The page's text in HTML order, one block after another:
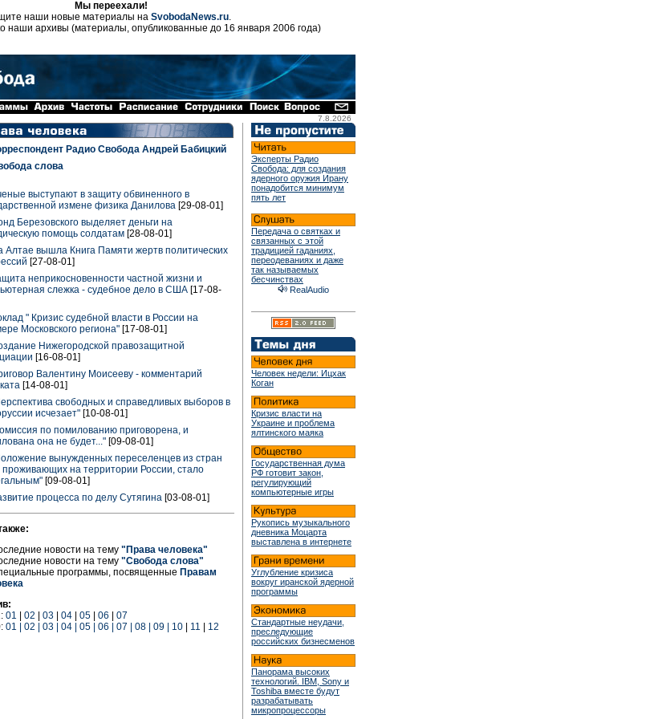
Мы переехали!
наши новые материалы на SvobodaNews.ru.
наши архивы (материалы, опубликованные до 16 января 2006 года)
7.8.2026
Радио Свобода Андрей Бабицкий
слова
выступают в защиту обвиненного в
измене физика Данилова [29-08-01]
Березовского выделяет деньги на
помощь солдатам [28-08-01]
Алтае вышла Книга Памяти жертв политических
[27-08-01]
неприкосновенности частной жизни и
слежка - судебное дело в США [17-08-
" Кризис судебной власти в России на
Московского региона" [17-08-01]
Нижегородской правозащитной
[16-08-01]
Валентину Моисееву - комментарий
[14-08-01]
свободных и справедливых выборов в
исчезает" [10-08-01]
по помилованию приговорена, и
она не будет..." [09-08-01]
вынужденных переселенцев из стран
на территории России, стало
[09-08-01]
процесса по делу Сутягина [03-08-01]
новости на тему "Права человека"
новости на тему "Свобода слова"
программы, посвященные Правам
01 02 03 04 05 06
07
01 | 02 | 03 | 04 | 05 | 06 | 07 | 08 | 09 | 10 11 12
Эксперты Радио
Свобода: для создания
ядерного оружия Ирану
понадобится минимум
пять лет
Передача о святках и
связанных с этой
традицией гаданиях,
переодеваниях и даже
так называемых
бесчинствах
RealAudio
Человек недели: Ицхак
Коган
Кризис власти на
Украине и проблема
ялтинского маяка
Государственная дума
РФ готовит закон,
регулирующий
компьютерные игры
Рукопись музыкального
дневника Моцарта
выставлена в интернете
Углубление кризиса
вокруг иранской ядерной
программы
Стандартные неудачи,
преследующие
российских бизнесменов
Панорама высоких
технологий. IBM, Sony и
Toshiba вместе будут
разрабатывать
микропроцессоры